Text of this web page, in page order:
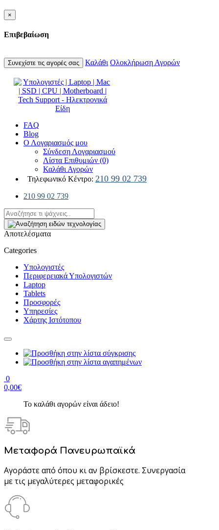
×
Επιβεβαίωση
Συνεχίστε τις αγορές σας Καλάθι Ολοκλήρωση Αγορών
FAQ
Blog
Ο Λογαριασμός μου
Σύνδεση Λογαριασμού
Λίστα Επιθυμιών (0)
Καλάθι Αγορών
Τηλεφωνικό Κέντρο: 210 99 02 739
210 99 02 739
Αποτελέσματα
Categories
Υπολογιστές
Περιφερειακά Υπολογιστών
Laptop
Tablets
Προσφορές
Υπηρεσίες
Χάρτης Ιστότοπου
0
0,00€
Το καλάθι αγορών είναι άδειο!
Μεταφορά Πανευρωπαϊκά
Αγοράστε από όπου κι αν βρίσκεστε. Συνεργασία
με τις μεγαλύτερες μεταφορικές